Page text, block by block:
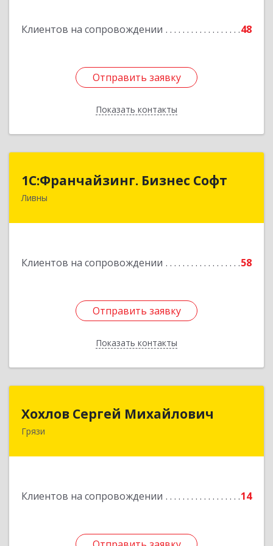
Клиентов на сопровождении 48
Отправить заявку
Показать контакты
Подробнее
Отправить заявку
Назад
1C:Франчайзинг. Бизнес Софт
Ливны
Клиентов на сопровождении 58
Отправить заявку
Показать контакты
1C:Франчайзинг. Бизнес Софт
303851, Орловская обл, Ливны г, Гайдара ул,
Отправить заявку
Назад
Хохлов Сергей Михайлович
Грязи
Клиентов на сопровождении 14
Хохлов Сергей Михайлович